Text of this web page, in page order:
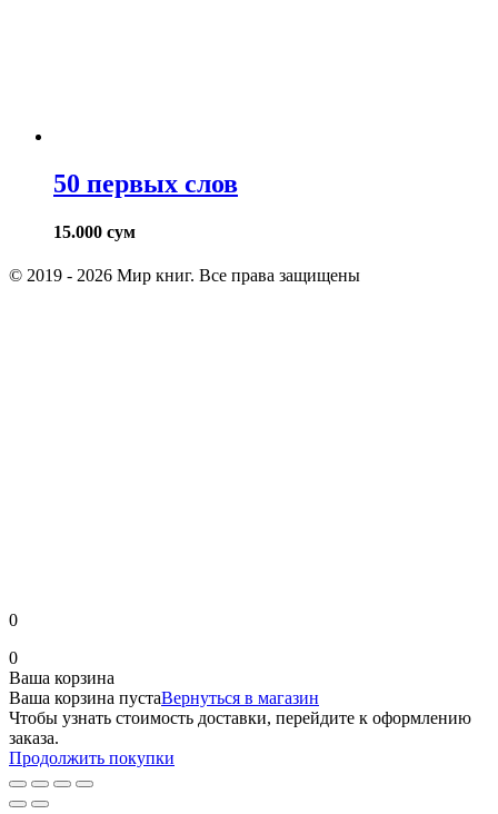
50 первых слов
15.000 сум
© 2019 - 2026 Мир книг. Все права защищены
0
0
Ваша корзина
Ваша корзина пустаВернуться в магазин
Чтобы узнать стоимость доставки, перейдите к оформлению
заказа.
Продолжить покупки